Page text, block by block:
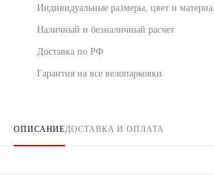
Индивидуальные размеры, цвет и
Наличный и безналичный расчет
Доставка по РФ
Гарантия на все велопарковки
ОПИСАНИЕДОСТАВКА И ОПЛАТА